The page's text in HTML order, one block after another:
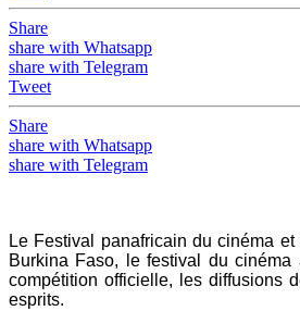
Share
share with Whatsapp
share with Telegram
Tweet
Share
share with Whatsapp
share with Telegram
Le Festival panafricain du cinéma
Burkina Faso, le festival du cinéma
compétition officielle, les diffusions
esprits.